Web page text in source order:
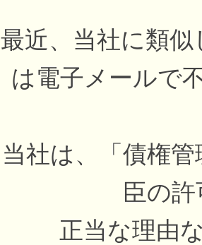
最近、当社に類
は電子メールで
当社は、「債権
臣の
正当な理由